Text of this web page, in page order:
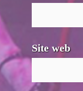
Site web